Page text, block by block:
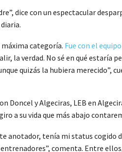
dice con un espectacular
categoría. Fue con el
la verdad. No sé en qué estaría
quizás la hubiera merecido”,
y Algeciras, LEB en
a su vida que más abajo
anotador, tenía mi status cogido
comenta. Entre